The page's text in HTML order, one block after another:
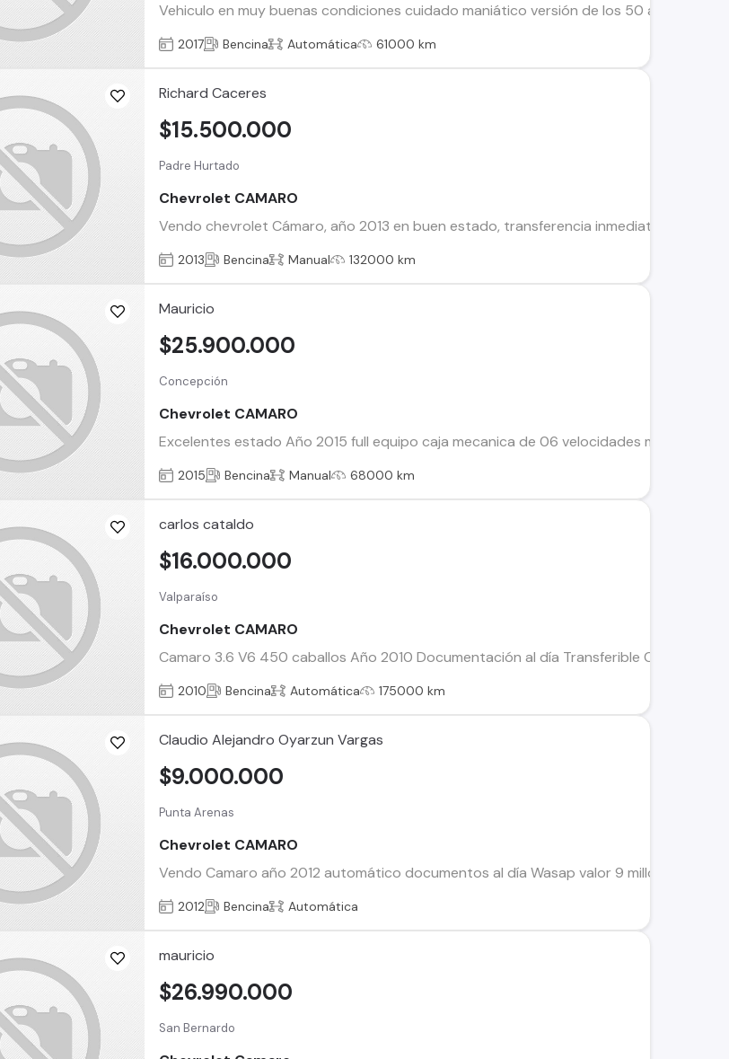
Vehiculo en muy buenas condiciones cuidado maniático versión de los 50 años a
2017 Bencina Automática 61000 km
Richard Caceres
Padre Hurtado
Chevrolet CAMARO
Vendo chevrolet Cámaro, año 2013 en buen estado, transferencia inmediata. Podría
$15.500.000
2013 Bencina Manual 132000 km
Mauricio
Concepción
Chevrolet CAMARO
Excelentes estado Año 2015 full equipo caja mecanica de 06 velocidades
$25.900.000
2015 Bencina Manual 68000 km
carlos cataldo
Valparaíso
Chevrolet CAMARO
Camaro 3.6 V6 450 caballos Año 2010 Documentación al día Transferible Conversable
$16.000.000
2010 Bencina Automática 175000 km
Claudio Alejandro Oyarzun Vargas
Punta Arenas
Chevrolet CAMARO
Vendo Camaro año 2012 automático documentos al día Wasap valor 9 millones
$9.000.000
2012 Bencina Automática
mauricio
San Bernardo
$26.990.000